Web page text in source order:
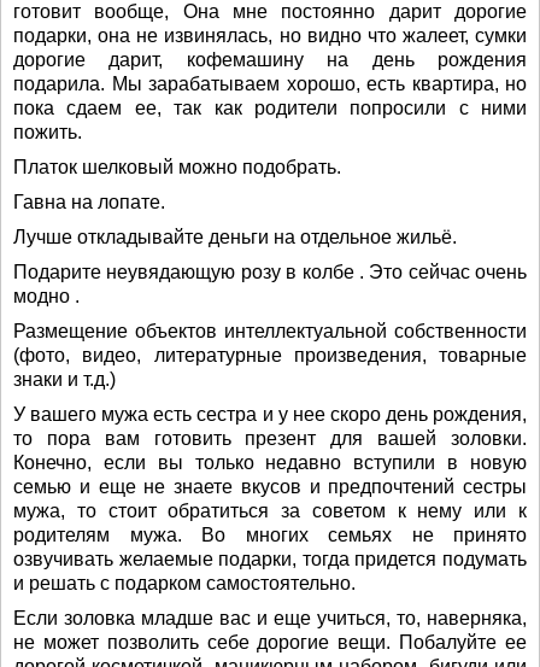
готовит вообще, Она мне постоянно дарит дорогие
подарки, она не извинялась, но видно что жалеет, сумки
дорогие дарит, кофемашину на день рождения
подарила. Мы зарабатываем хорошо, есть квартира, но
пока сдаем ее, так как родители попросили с ними
пожить.
Платок шелковый можно подобрать.
Гавна на лопате.
Лучше откладывайте деньги на отдельное жильё.
Подарите неувядающую розу в колбе . Это сейчас очень
модно .
Размещение объектов интеллектуальной собственности
(фото, видео, литературные произведения, товарные
знаки и т.д.)
У вашего мужа есть сестра и у нее скоро день рождения,
то пора вам готовить презент для вашей золовки.
Конечно, если вы только недавно вступили в новую
семью и еще не знаете вкусов и предпочтений сестры
мужа, то стоит обратиться за советом к нему или к
родителям мужа. Во многих семьях не принято
озвучивать желаемые подарки, тогда придется подумать
и решать с подарком самостоятельно.
Если золовка младше вас и еще учиться, то, наверняка,
не может позволить себе дорогие вещи. Побалуйте ее